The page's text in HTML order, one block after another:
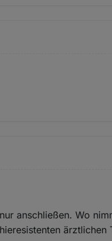
anschließen. Wo
ärztlichen